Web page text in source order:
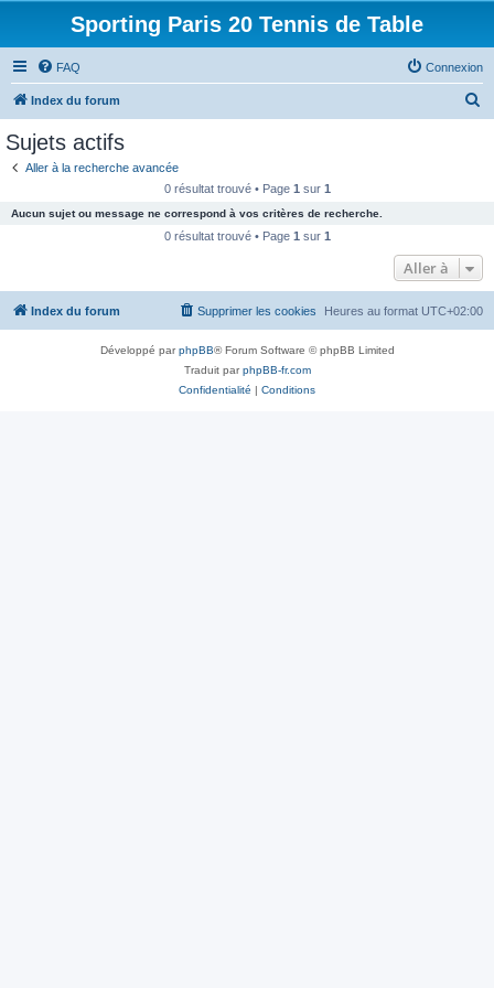
Sporting Paris 20 Tennis de Table
FAQ Connexion
Index du forum
c
e
Sujets actifs
Aller à la recherche avancée
0 résultat trouvé • Page 1 sur 1
Aucun sujet ou message ne correspond à vos critères de recherche.
0 résultat trouvé • Page 1 sur 1
Aller à
Index du forum Heures au format UTC+02:00
Supprimer les cookies
Développé parphpBB® Forum Software © phpBB Limited
Traduit parphpBB-fr.com
Confidentialité | Conditions